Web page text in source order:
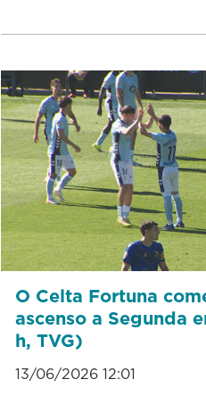
O Celta Fortuna
ascenso a Segunda
h, TVG)
13/06/2026 12:01